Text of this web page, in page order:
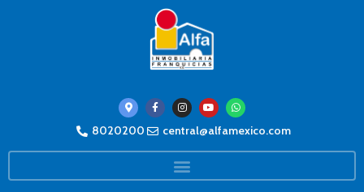
8020200 central@alfamexico.com